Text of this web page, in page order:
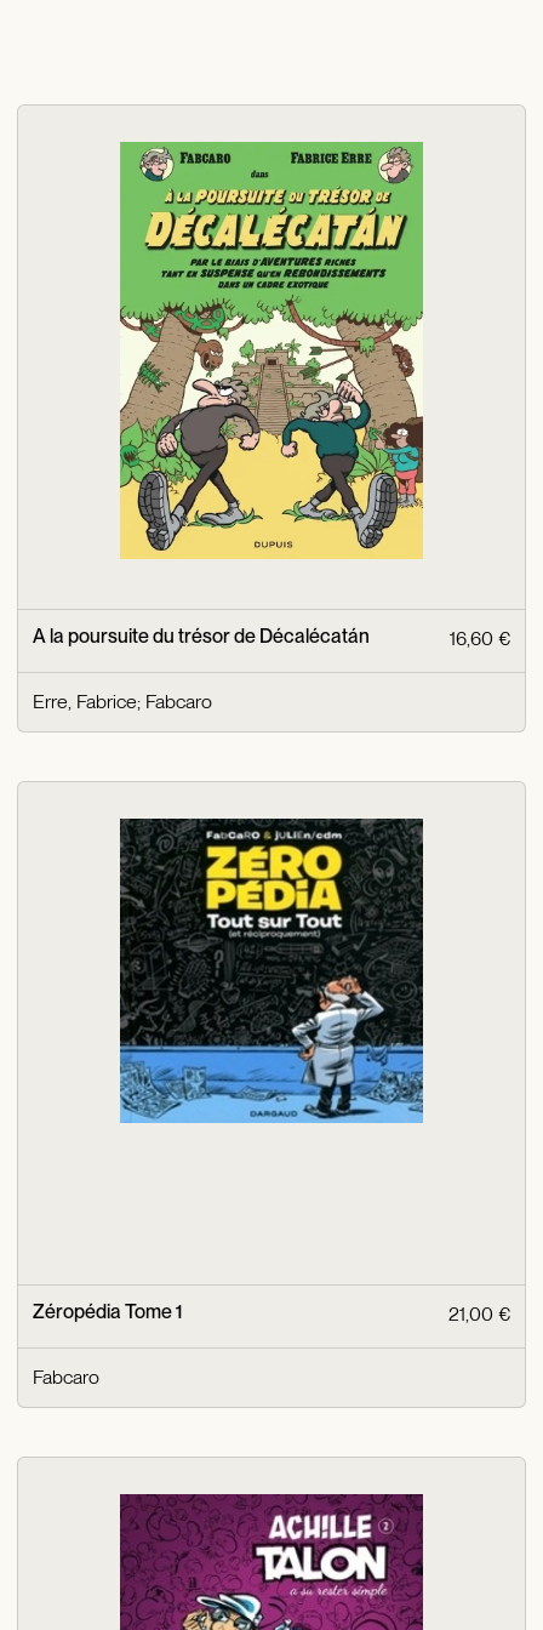
A la poursuite du trésor de Décalécatán 16,60 €
Erre, Fabrice; Fabcaro
Zéropédia Tome 1 21,00 €
Fabcaro